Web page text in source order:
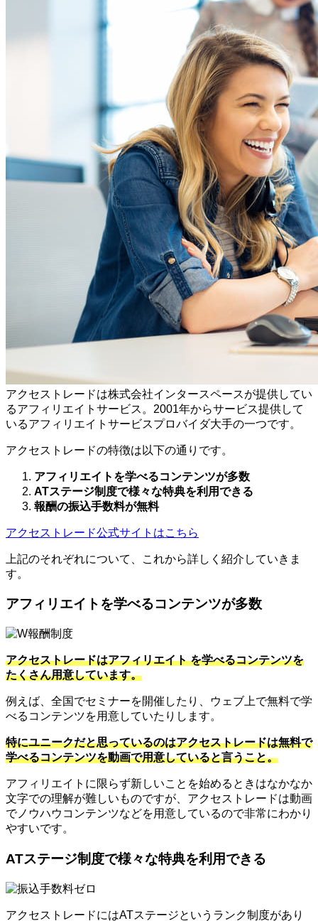
アクセストレードは株式会社インタースペースが提供してい
るアフィリエイトサービス。2001年からサービス提供して
いるアフィリエイトサービスプロバイダ大手の一つです。
アクセストレードの特徴は以下の通りです。
アフィリエイトを学べるコンテンツが多数
ATステージ制度で様々な特典を利用できる
報酬の振込手数料が無料
アクセストレード公式サイトはこちら
上記のそれぞれについて、これから詳しく紹介していきま
す。
アフィリエイトを学べるコンテンツが多数
アクセストレードはアフィリエイト を学べるコンテンツを
たくさん用意しています。
例えば、全国でセミナーを開催したり、ウェブ上で無料で学
べるコンテンツを用意していたりします。
特にユニークだと思っているのはアクセストレードは無料で
学べるコンテンツを動画で用意していると言うこと。
アフィリエイトに限らず新しいことを始めるときはなかなか
文字での理解が難しいものですが、アクセストレードは動画
でノウハウコンテンツなどを用意しているので非常にわかり
やすいです。
ATステージ制度で様々な特典を利用できる
アクセストレードにはATステージというランク制度があり